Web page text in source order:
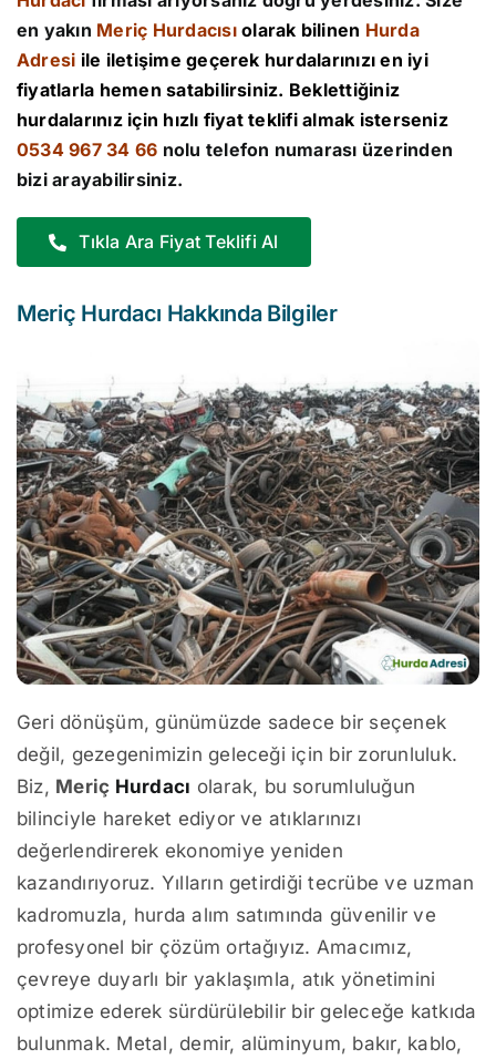
en yakın Meriç Hurdacısı olarak bilinen Hurda
Adresi ile iletişime geçerek hurdalarınızı en iyi
fiyatlarla hemen satabilirsiniz. Beklettiğiniz
hurdalarınız için hızlı fiyat teklifi almak isterseniz
0534 967 34 66 nolu telefon numarası üzerinden
bizi arayabilirsiniz.
Tıkla Ara Fiyat Teklifi Al
Meriç Hurdacı Hakkında Bilgiler
Geri dönüşüm, günümüzde sadece bir seçenek
değil, gezegenimizin geleceği için bir zorunluluk.
Biz, Meriç Hurdacı olarak, bu sorumluluğun
bilinciyle hareket ediyor ve atıklarınızı
değerlendirerek ekonomiye yeniden
kazandırıyoruz. Yılların getirdiği tecrübe ve uzman
kadromuzla, hurda alım satımında güvenilir ve
profesyonel bir çözüm ortağıyız. Amacımız,
çevreye duyarlı bir yaklaşımla, atık yönetimini
optimize ederek sürdürülebilir bir geleceğe katkıda
bulunmak. Metal, demir, alüminyum, bakır, kablo,